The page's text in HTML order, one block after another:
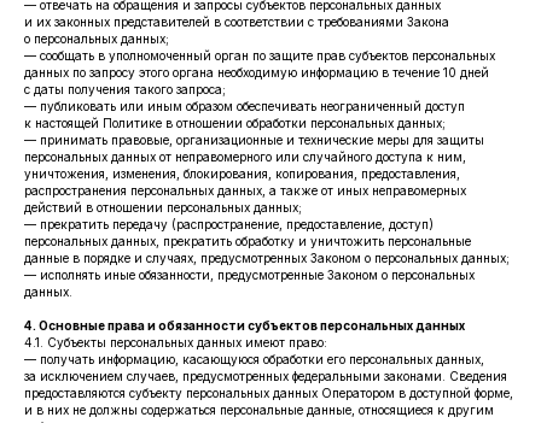
— отвечать на обращения и запросы субъектов персональных данных
и их законных представителей в соответствии с требованиями Закона
о персональных данных;
— сообщать в уполномоченный орган по защите прав субъектов персональных
данных по запросу этого органа необходимую информацию в течение 10 дней
с даты получения такого запроса;
— публиковать или иным образом обеспечивать неограниченный доступ
к настоящей Политике в отношении обработки персональных данных;
— принимать правовые, организационные и технические меры для защиты
персональных данных от неправомерного или случайного доступа к ним,
уничтожения, изменения, блокирования, копирования, предоставления,
распространения персональных данных, а также от иных неправомерных
действий в отношении персональных данных;
— прекратить передачу (распространение, предоставление, доступ)
персональных данных, прекратить обработку и уничтожить персональные
данные в порядке и случаях, предусмотренных Законом о персональных данных;
— исполнять иные обязанности, предусмотренные Законом о персональных
данных.
4. Основные права и обязанности субъектов персональных данных
4.1. Субъекты персональных данных имеют право:
— получать информацию, касающуюся обработки его персональных данных,
за исключением случаев, предусмотренных федеральными законами. Сведения
предоставляются субъекту персональных данных Оператором в доступной форме,
и в них не должны содержаться персональные данные, относящиеся к другим